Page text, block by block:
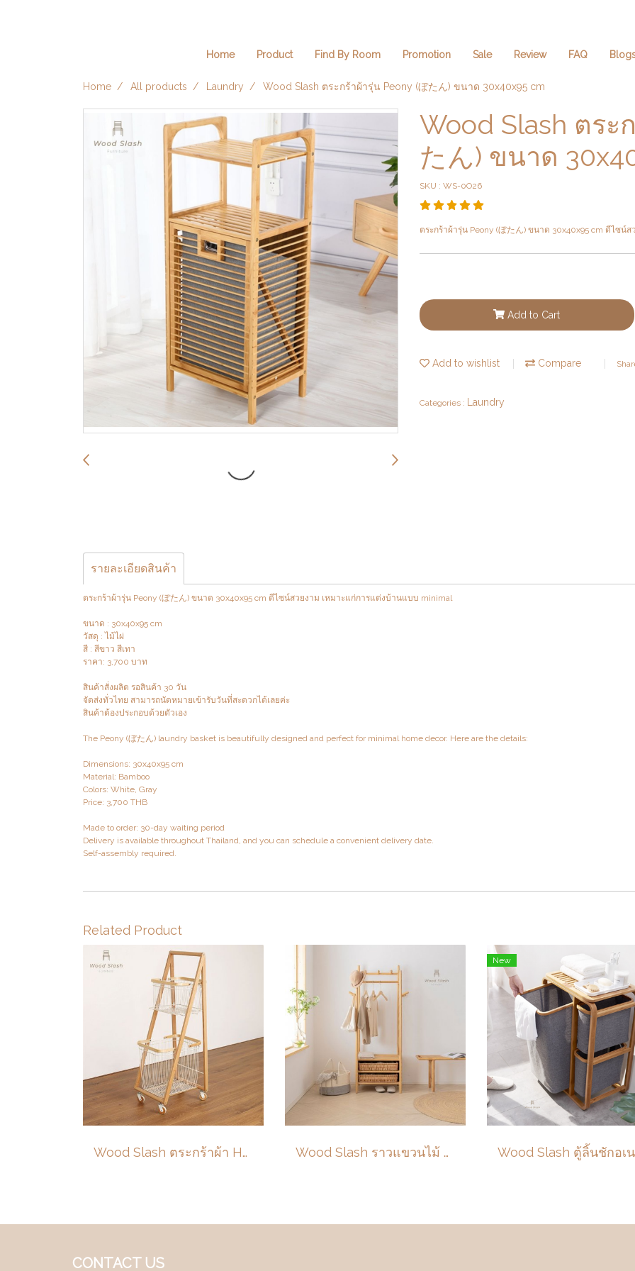
Home Product Find By Room Promotion Sale Review FAQ
Home All products Laundry Wood Slash ตระกร้าผ้ารุ่น Peony (ぼ​たん) ขนาด 30x40x95 cm
Wood Slash ตระ
たん) ขนาด
SKU : WS-0O26
ตระกร้าผ้ารุ่น Peony (ぼ​たん) ขนาด 30x40x95 cm ดีไซ
Add to Cart
Add to wishlist Compare
Categories : Laundry
รายละเอียดสินค้า
ตระกร้าผ้ารุ่น Peony (ぼ​たん) ขนาด 30x40x95 cm ดีไซน์สวยงาม เหมาะแก่การแต่งบ้านแบบ minimal
ขนาด : 30x40x95 cm
วัสดุ : ไม้ไผ่
สี : สีขาว สีเทา
ราคา: 3,700 บาท
สินค้าสั่งผลิต รอสินค้า 30 วัน
จัดส่งทั่วไทย สามารถนัดหมายเข้ารับวันที่สะดวกได้เลยค่ะ
สินค้าต้องประกอบด้วยตัวเอง
The Peony (ぼ​たん) laundry basket is beautifully designed and perfect for minimal home decor. Here are the details:
Dimensions: 30x40x95 cm
Material: Bamboo
Colors: White, Gray
Price: 3,700 THB
Made to order: 30-day waiting period
Delivery is available throughout Thailand, and you can schedule a convenient delivery date.
Self-assembly required.
Related Product
Wood Slash ตระกร้าผ้า Haru (はる) ตะกร้าอเนกประสงค์ 2 ชั้น ขนาด 119x46x39 ซม. Wood Slash ราวแขวนไม้ รุ่น Haru (はる) ราวแขวนพร้อมชั้นใส่เสื้อผ้า ขนาด 79x45x173 ซม. ไม้แอช
New
CONTACT US